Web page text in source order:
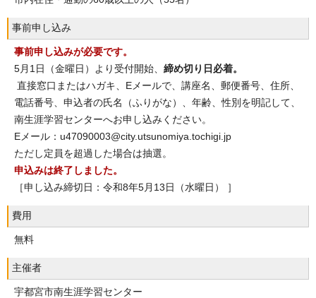
事前申し込み
事前申し込みが必要です。
5月1日（金曜日）より受付開始、 締め切り日必着。
直接窓口またはハガキ、Eメールで、講座名、郵便番号、住所、
電話番号、申込者の氏名（ふりがな）、年齢、性別を明記して、
南生涯学習センターへお申し込みください。
Eメール：u47090003@city.utsunomiya.tochigi.jp
ただし定員を超過した場合は抽選。
申込みは終了しました。
［申し込み締切日：令和8年5月13日（水曜日） ］
費用
無料
主催者
宇都宮市南生涯学習センター